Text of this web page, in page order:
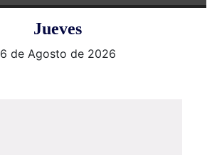
Jueves
6 de Agosto de 2026